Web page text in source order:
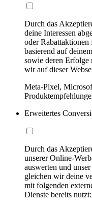
Durch das
deine Interessen
oder Rabattaktionen
basierend auf
sowie deren Erfolge
wir auf dieser
Meta-Pixel,
Erweitertes
Durch das
unserer Online-
auswerten und
gleichen wir deine
mit folgenden
Dienste bereits nutzt: